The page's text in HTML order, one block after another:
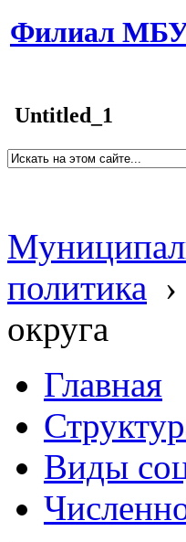
Филиал МБУ
Untitled_1
политика ›
округа
Главная
Виды